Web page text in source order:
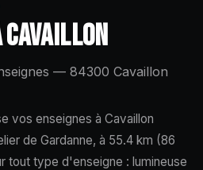
— 84300 Cavaillon
vos enseignes à Cavaillon
de Gardanne, à 55.4 km (86
tout type d'enseigne : lumineuse